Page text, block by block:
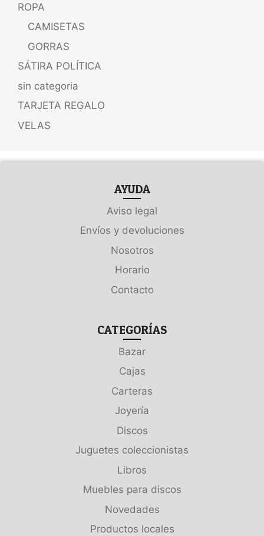
ROPA
CAMISETAS
GORRAS
SÁTIRA POLÍTICA
sin categoria
TARJETA REGALO
VELAS
AYUDA
Aviso legal
Envíos y devoluciones
Nosotros
Horario
Contacto
CATEGORÍAS
Bazar
Cajas
Carteras
Joyería
Discos
Juguetes coleccionistas
Libros
Muebles para discos
Novedades
Productos locales